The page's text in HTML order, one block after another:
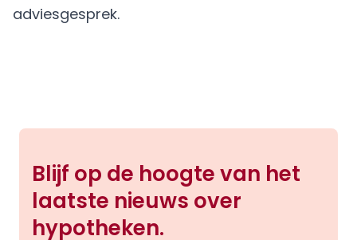
adviesgesprek.
Blijf op de hoogte van het
laatste nieuws over
hypotheken.